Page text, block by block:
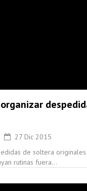
27 Dic 2015
de soltera
rutinas fuera...